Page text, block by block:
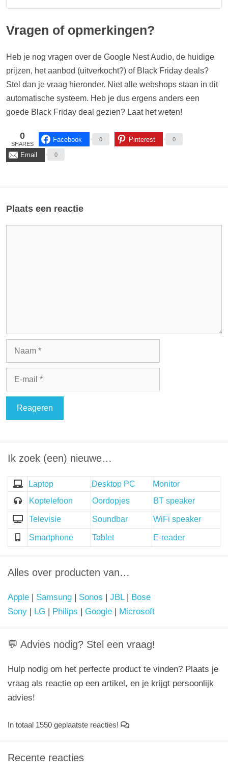
Vragen of opmerkingen?
Heb je nog vragen over de Google Nest Audio, de huidige
prijzen, het aanbod (uitverkocht?) of Black Friday deals?
Stel dan je vraag hieronder. Niet alle webshops staan in dit
automatische systeem. Heb je dus ergens anders een
goede Black Friday deal gezien? Laat het weten!
0
SHARES
Facebook 0 Pinterest 0
Email 0
Plaats een reactie
Naam
Ik zoek (een) nieuwe…
Laptop Desktop PC
Monitor
Koptelefoon
Oordopjes BT speaker
Televisie Soundbar WiFi speaker
Smartphone Tablet E-reader
Alles over producten van…
Apple | Samsung | Sonos | JBL| Bose
Sony | LG | Philips | Google | Microsoft
💬 Advies nodig? Stel een vraag!
Hulp nodig om het perfecte product te vinden? Plaats je
vraag als reactie op een artikel, en je krijgt persoonlijk
advies!
In totaal 1550 geplaatste reacties!
Recente reacties